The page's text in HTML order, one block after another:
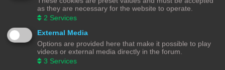
een antwoord vindt. Het laat ook zien dat je zelf ook actie
onderneemt en niet alleen maar een vraag stelt en gaat zitten
afwachten wie je het correcte antwoord geeft.
Een vraag stellen
Vragen stellen is 1 van de meeste gebruikte acties op een
forum. Echter is het bij een hobby als 3Dprinten ook van
belang dat de vragensteller naast het duidelijk formuleren van
zijn/haar vraag, ook aangeeft wat hij/zij zelf al heeft gedaan,
as they are necessary for the website to operate.
2 Services
External Media
Options are provided here that make it possible to play
videos or external media directly in the forum.
3 Services